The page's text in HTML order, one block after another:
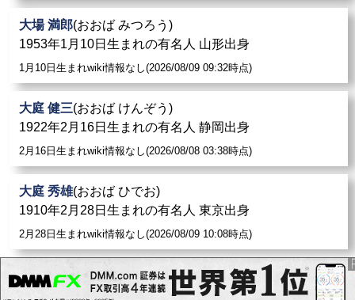
大場 満郎(おおば みつろう)
1953年1月10日生まれの有名人 山形出身
1月10日生まれwiki情報なし(2026/08/09 09:32時点)
大庭 健三(おおば けんぞう)
1922年2月16日生まれの有名人 静岡出身
2月16日生まれwiki情報なし(2026/08/08 03:38時点)
大庭 秀雄(おおば ひでお)
1910年2月28日生まれの有名人 東京出身
2月28日生まれwiki情報なし(2026/08/09 10:08時点)